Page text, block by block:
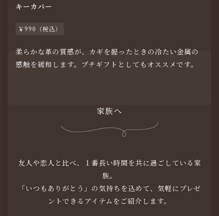
キーカバー
￥990（税込）
柔らかな革の質感が、カギを握ったときの冷たい金属の
感触を緩和します。プチギフトとしてもオススメです。
家族へ
友人や恋人と比べ、１番長い時間を共に過ごしている家
族。
「いつもありがとう」の気持ちを込めて、気軽にプレゼ
ントできるアイテムをご紹介します。